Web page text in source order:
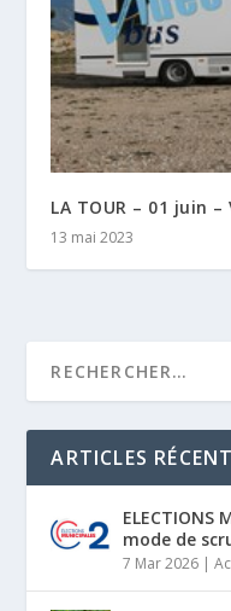
LA TOUR – 01 juin –
13 mai 2023
ARTICLES
ELECTIONS
mode de
7 Mar 2026 |